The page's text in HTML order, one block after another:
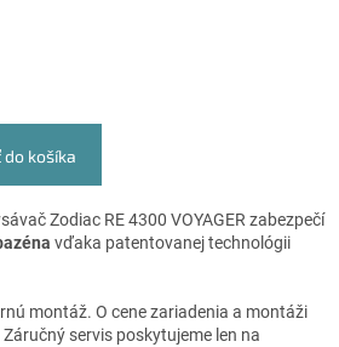
do košíka
Zodiac RE 4300 VOYAGER zabezpečí
vďaka patentovanej technológii
montáž. O cene zariadenia a montáži
servis poskytujeme len na